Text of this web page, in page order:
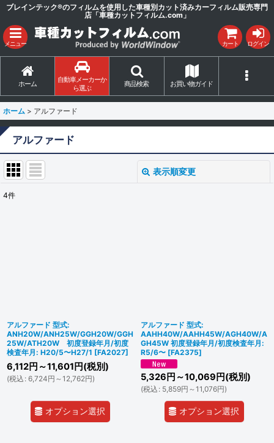
ブレインテック®のフィルムを使用した車種別カット済みカーフィルム販売専門
店「車種カットフィルム.com」
メニュー カート ログイン
ホーム
自動車メーカーか
ら選ぶ
商品検索 お買い物ガイド
ホーム > アルファード
アルファード
表示順変更
4件
アルファード 型式:
ANH20W/ANH25W/GGH20W/GGH
25W/ATH20W 初度登録年月/初度
検査年月: H20/5〜H27/1 [FA2027]
6,112円 ～11,601 円(税別)
(税込 : 6,724円 ～12,762円)
オプション選択
アルファード 型式:
AAHH40W/AAHH45W/AGH40W/A
GH45W 初度登録年月/初度検査年月:
R5/6〜 [FA2375]
5,326 円 ～10,069 円(税別)
(税込 : 5,859円 ～11,076円)
オプション選択